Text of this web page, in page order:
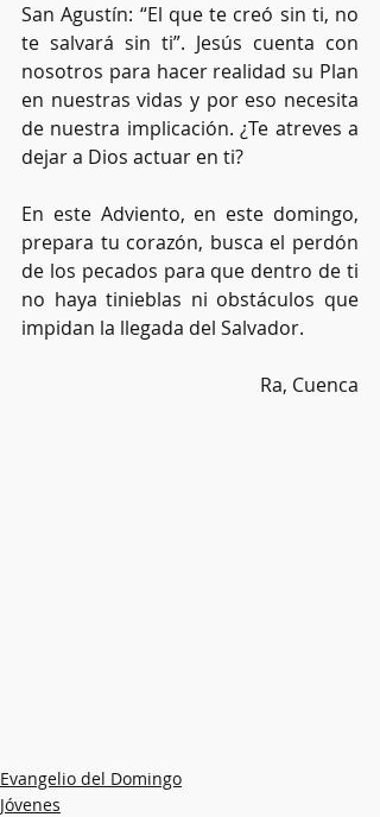
San Agustín: “El que te creó sin ti, no
te salvará sin ti”. Jesús cuenta con
nosotros para hacer realidad su Plan
en nuestras vidas y por eso necesita
de nuestra implicación. ¿Te atreves a
dejar a Dios actuar en ti?
En este Adviento, en este domingo,
prepara tu corazón, busca el perdón
de los pecados para que dentro de ti
no haya tinieblas ni obstáculos que
impidan la llegada del Salvador.
Ra, Cuenca
Evangelio del Domingo
Jóvenes